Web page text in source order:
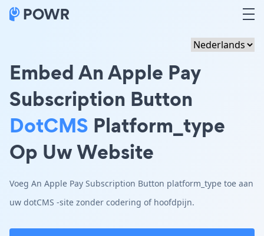
Embed An Apple Pay
Subscription Button
DotCMS Platform_type
Op Uw Website
Voeg An Apple Pay Subscription Button platform_type toe aan
uw dotCMS -site zonder codering of hoofdpijn.